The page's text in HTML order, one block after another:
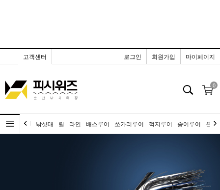
고객센터 로그인 회원가입 마이페이지
0
낚싯대 릴 라인 배스루어 쏘가리루어 꺽지루어 송어루어 은어